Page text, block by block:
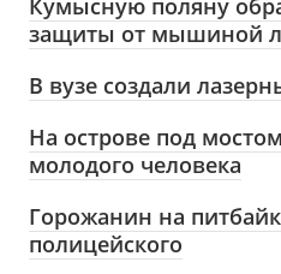
Кумысную поляну
защиты от мышиной
В вузе создали
На острове под
молодого человека
Горожанин на
полицейского